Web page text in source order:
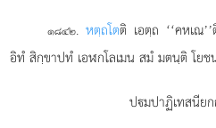
๑๘๔๒. หตฺถโตติ เอตฺถ ‘‘คหเณ
อิทํ สิกฺขาปทํ เอฬกโลเมน สมํ มตนฺติ โยช
ปมปาฏิเทสนีย